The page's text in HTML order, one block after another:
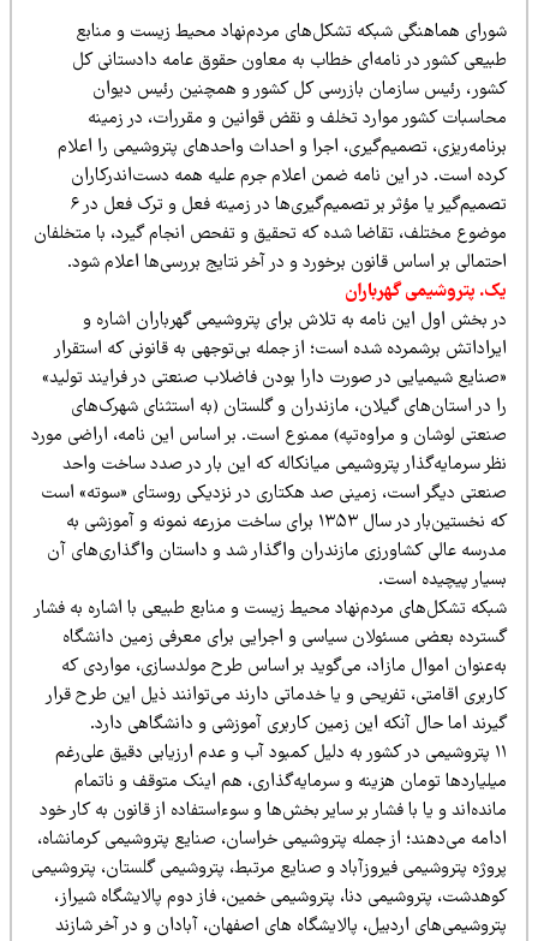
هماهنگی شبکه تشکل‌های مردم‌نهاد محیط زیست و منابع
کشور در نامه‌ای خطاب به معاون حقوق عامه دادستانی کل
رئیس سازمان بازرسی کل کشور و همچنین رئیس دیوان
کشور موارد تخلف و نقض قوانین و مقررات، در زمینه
تصمیم‌گیری، اجرا و احداث واحدهای پتروشیمی را اعلام
است. در این نامه ضمن اعلام جرم علیه همه‌ دست‌اندرکاران
تصمیم‌گیر یا مؤثر بر تصمیم‌گیری‌ها در زمینه فعل و ترک فعل در ۶
مختلف، تقاضا شده که تحقیق و تفحص انجام گیرد، با متخلفان
بر اساس قانون برخورد و در آخر نتایج بررسی‌ها اعلام شود.
پتروشیمی گهرباران
بخش اول این نامه به تلاش برای پتروشیمی گهرباران اشاره و
برشمرده شده است؛ از جمله بی‌توجهی به قانونی که استقرار
شیمیایی در صورت دارا بودن فاضلاب صنعتی در فرایند تولید»
در استان‌های گیلان، مازندران و گلستان (به استثنای شهرک‌های
لوشان و مراوه‌تپه) ممنوع است. بر اساس این نامه، اراضی مورد
سرمایه‌گذار پتروشیمی میانکاله که این بار در صدد ساخت واحد
دیگر است، زمینی صد هکتاری در نزدیکی روستای «سوته» است
که نخستین‌بار در سال ۱۳۵۳ برای ساخت مزرعه نمونه و آموزشی به
عالی کشاورزی مازندران واگذار شد و داستان واگذاری‌های آن
پیچیده است.
تشکل‌های مردم‌نهاد محیط زیست و منابع طبیعی با اشاره به فشار
بعضی مسئولان سیاسی و اجرایی برای معرفی زمین دانشگاه
اموال مازاد، می‌گوید بر اساس طرح مولدسازی، مواردی که
اقامتی، تفریحی و یا خدماتی دارند می‌توانند ذیل این طرح قرار
اما حال آنکه این زمین کاربری آموزشی و دانشگاهی دارد.
۱۱ پتروشیمی در کشور به دلیل کمبود آب و عدم ارزیابی دقیق علی‌رغم
تومان هزینه و سرمایه‌گذاری، هم اینک متوقف و ناتمام
و یا با فشار بر سایر بخش‌ها و سوءاستفاده از قانون به کار خود
می‌دهند؛ از جمله پتروشیمی خراسان، صنایع پتروشیمی کرمانشاه،
پتروشیمی فیروزآباد و صنایع مرتبط، پتروشیمی گلستان، پتروشیمی
پتروشیمی دنا، پتروشیمی خمین، فاز دوم پالایشگاه شیراز،
اردبیل، پالایشگاه های اصفهان، آبادان و در آخر شازند